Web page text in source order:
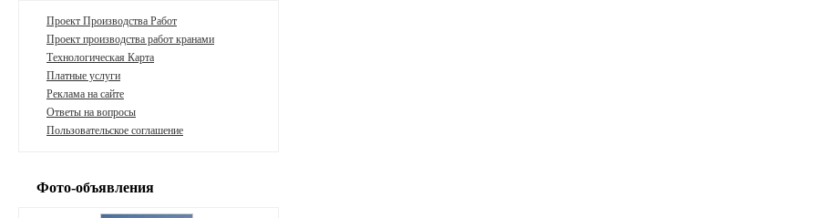
Проект Производства Работ
Проект производства работ кранами
Технологическая Карта
Платные услуги
Реклама на сайте
Ответы на вопросы
Пользовательское соглашение
Фото-объявления